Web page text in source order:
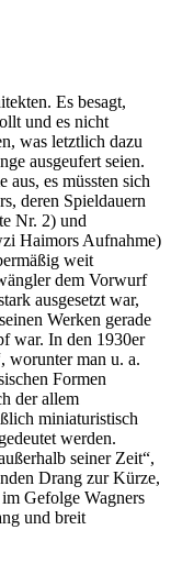
Es besagt,
und es nicht
was letztlich dazu
ausgeufert seien.
aus, es müssten sich
deren Spieldauern
Nr. 2) und
Haimors Aufnahme)
weit
dem Vorwurf
ausgesetzt war,
Werken gerade
war. In den 1930er
worunter man u. a.
Formen
der allem
miniaturistisch
werden.
seiner Zeit“,
Drang zur Kürze,
Gefolge Wagners
und breit